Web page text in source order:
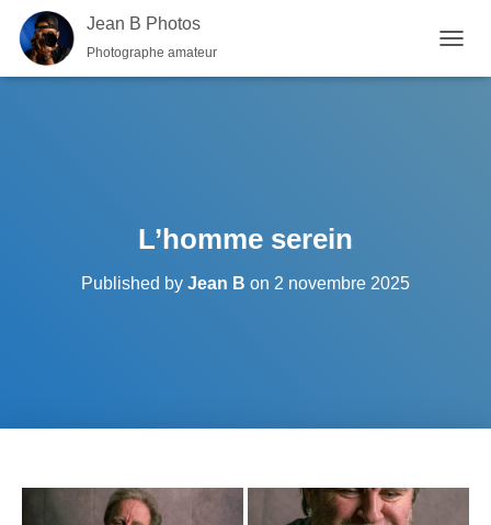
Jean B Photos
Photographe amateur
L’homme serein
Published by Jean B on 2 novembre 2025